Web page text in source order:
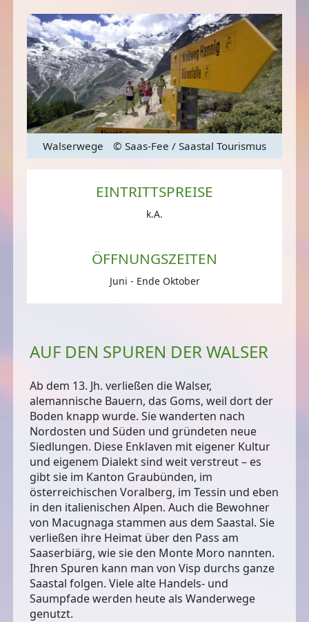
Walserwege © Saas-Fee / Saastal Tourismus
EINTRITTSPREISE
k.A.
ÖFFNUNGSZEITEN
Juni - Ende Oktober
AUF DEN SPUREN DER WALSER
Ab dem 13. Jh. verließen die Walser,
alemannische Bauern, das Goms, weil dort der
Boden knapp wurde. Sie wanderten nach
Nordosten und Süden und gründeten neue
Siedlungen. Diese Enklaven mit eigener Kultur
und eigenem Dialekt sind weit verstreut – es
gibt sie im Kanton Graubünden, im
österreichischen Voralberg, im Tessin und eben
in den italienischen Alpen. Auch die Bewohner
von Macugnaga stammen aus dem Saastal. Sie
verließen ihre Heimat über den Pass am
Saaserbiärg, wie sie den Monte Moro nannten.
Ihren Spuren kann man von Visp durchs ganze
Saastal folgen. Viele alte Handels- und
Saumpfade werden heute als Wanderwege
genutzt.